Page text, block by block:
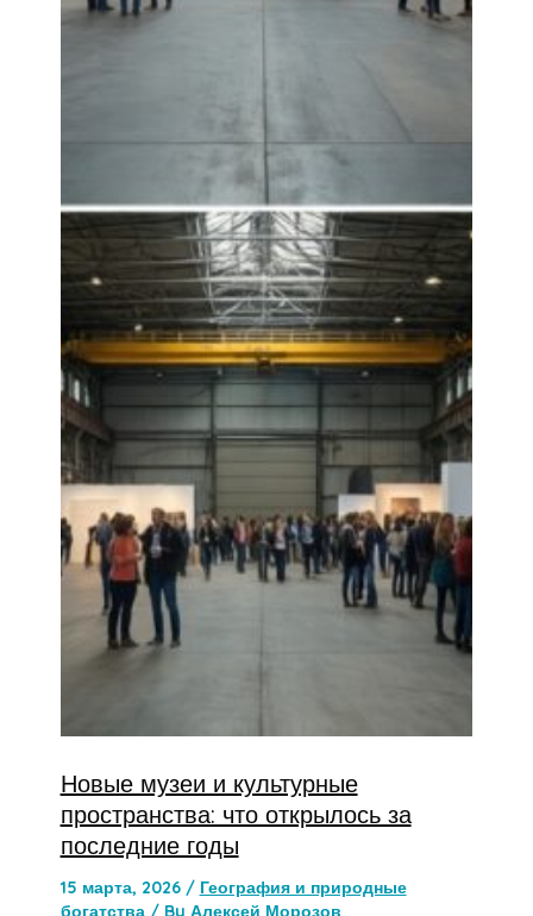
Новые музеи и культурные
пространства: что открылось за
последние годы
15 марта, 2026 / География и природные
богатства/ By Алексей Морозов